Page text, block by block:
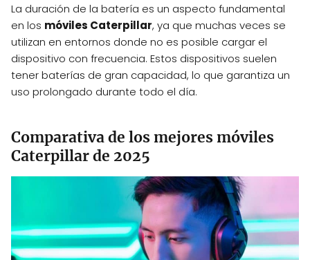
La duración de la batería es un aspecto fundamental
en los móviles Caterpillar, ya que muchas veces se
utilizan en entornos donde no es posible cargar el
dispositivo con frecuencia. Estos dispositivos suelen
tener baterías de gran capacidad, lo que garantiza un
uso prolongado durante todo el día.
Comparativa de los mejores móviles
Caterpillar de 2025